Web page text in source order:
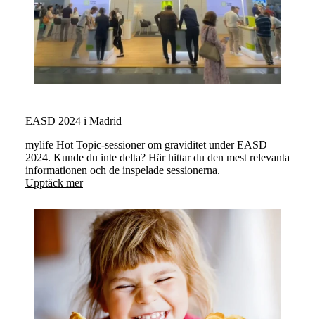
EASD 2024 i Madrid
mylife Hot Topic-sessioner om graviditet under EASD
2024. Kunde du inte delta? Här hittar du den mest relevanta
informationen och de inspelade sessionerna.
Upptäck mer